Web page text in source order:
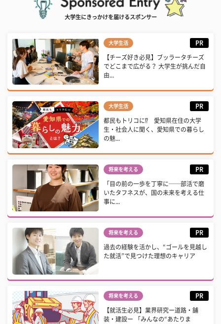
大学生にきっかけを届けるスポンサー
大学生活 PR
【チーズ好き必見】ブッラータチーズ
でどこまで広がる？ 大学生が挑んだ自
由...
大学生活 PR
都民もトリコに⁉ 愛知県在住の大学
生・社会人に聞く、愛知県での暮らし
の魅...
将来を考える PR
「目の前の一歩を丁寧に──部活で磨
いたタフネスが、国の未来を考える仕
事に...
将来を考える PR
過去の経験を活かし、“ゴールを見越し
た就活”で見つけた理想のキャリア
将来を考える PR
【就活生必見】業界研究ー道路・舗
装・建設ー 「みんなの“あたりま